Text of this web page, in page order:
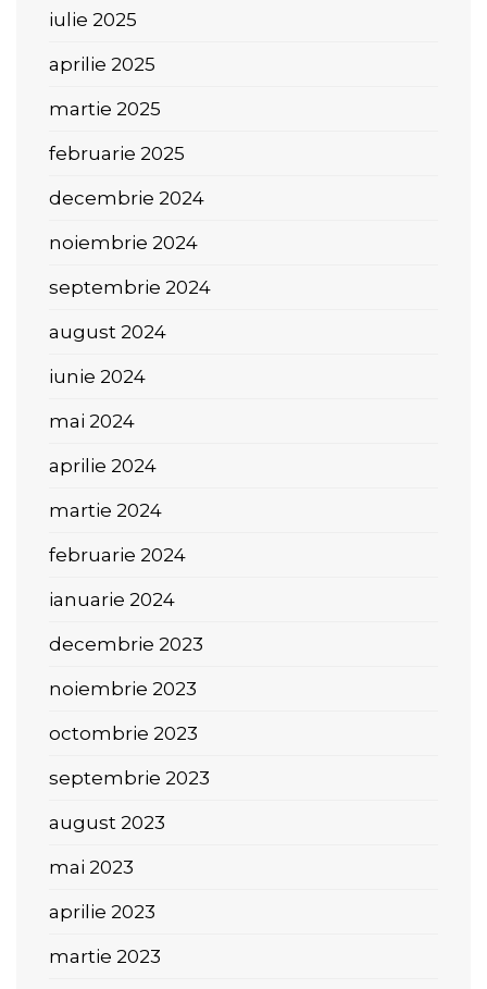
iulie 2025
aprilie 2025
martie 2025
februarie 2025
decembrie 2024
noiembrie 2024
septembrie 2024
august 2024
iunie 2024
mai 2024
aprilie 2024
martie 2024
februarie 2024
ianuarie 2024
decembrie 2023
noiembrie 2023
octombrie 2023
septembrie 2023
august 2023
mai 2023
aprilie 2023
martie 2023